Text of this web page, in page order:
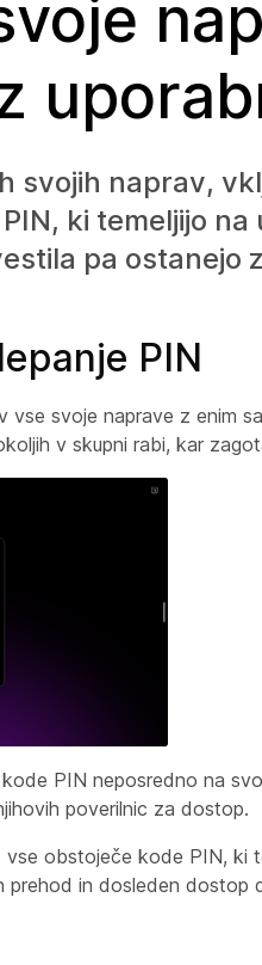
svojih naprav,
ki temeljijo
pa ostanejo
PIN
vse svoje naprave z enim
v skupni rabi, kar
PIN neposredno na
poverilnic za dostop.
obstoječe kode PIN, ki
prehod in dosleden dostop